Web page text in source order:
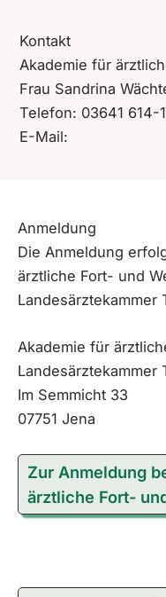
Kontakt
Akademie für
Frau Sandrina
Telefon: 03641 614-
E-Mail:
Anmeldung
Die Anmeldung
ärztliche Fort- und
Landesärztekammer
Akademie für
Landesärztekammer
Im Semmicht 33
07751 Jena
Zur Anmeldung
ärztliche Fort-